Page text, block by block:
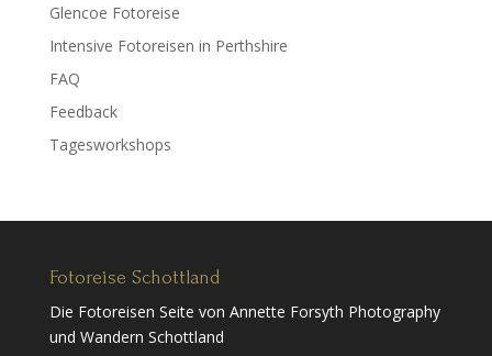
Glencoe Fotoreise
Intensive Fotoreisen in Perthshire
FAQ
Feedback
Tagesworkshops
Fotoreise Schottland
Die Fotoreisen Seite von Annette Forsyth Photography
und Wandern Schottland